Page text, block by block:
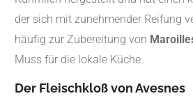
der sich mit zunehmender Reifung
häufig zur Zubereitung von
Muss für die lokale Küche.
Der Fleischkloß von Avesnes